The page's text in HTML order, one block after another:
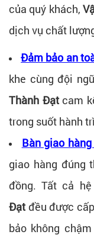
của quý khách,
dịch vụ chất
Đảm bảo an
khe cùng đội
Thành Đạtcam
trong suốt hành
Bàn giao
giao hàng đúng
đồng. Tất cả
Đạt đều được
bảo không